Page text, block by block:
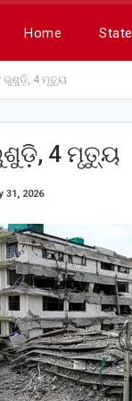
Home State
ଭୁଶୁଡ଼ି, 4 ମୃତ୍ୟୁ
4 ମୃତ୍ୟୁ
31, 2026